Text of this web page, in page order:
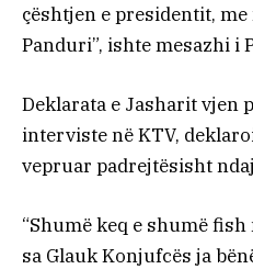
çështjen e presidentit,
Panduri”, ishte mesazhi i
Deklarata e Jasharit vjen
interviste në KTV,
vepruar padrejtësisht
“Shumë keq e shumë fish
sa Glauk Konjufcës ja